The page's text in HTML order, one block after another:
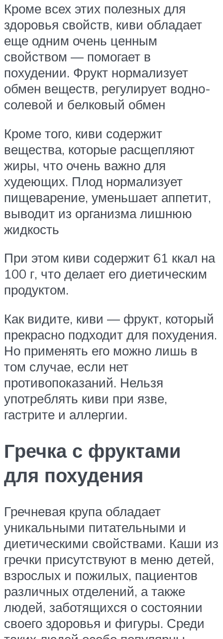
Кроме всех этих полезных для
здоровья свойств, киви обладает
еще одним очень ценным
свойством — помогает в
похудении. Фрукт нормализует
обмен веществ, регулирует водно-
солевой и белковый обмен
Кроме того, киви содержит
вещества, которые расщепляют
жиры, что очень важно для
худеющих. Плод нормализует
пищеварение, уменьшает аппетит,
выводит из организма лишнюю
жидкость
При этом киви содержит 61 ккал на
100 г, что делает его диетическим
продуктом.
Как видите, киви — фрукт, который
прекрасно подходит для похудения.
Но применять его можно лишь в
том случае, если нет
противопоказаний. Нельзя
употреблять киви при язве,
гастрите и аллергии.
Гречка с фруктами
для похудения
Гречневая крупа обладает
уникальными питательными и
диетическими свойствами. Каши из
гречки присутствуют в меню детей,
взрослых и пожилых, пациентов
различных отделений, а также
людей, заботящихся о состоянии
своего здоровья и фигуры. Среди